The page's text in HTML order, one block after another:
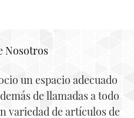
Nosotros
un espacio adecuado
de llamadas a todo
variedad de artículos de